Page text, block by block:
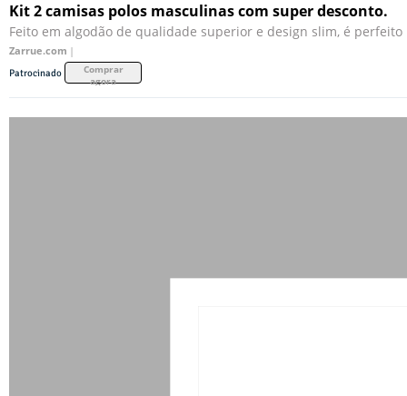
Kit 2 camisas polos masculinas com super desconto.
Feito em algodão de qualidade superior e design slim, é
Zarrue.com |
Patrocinado
Comprar
agora